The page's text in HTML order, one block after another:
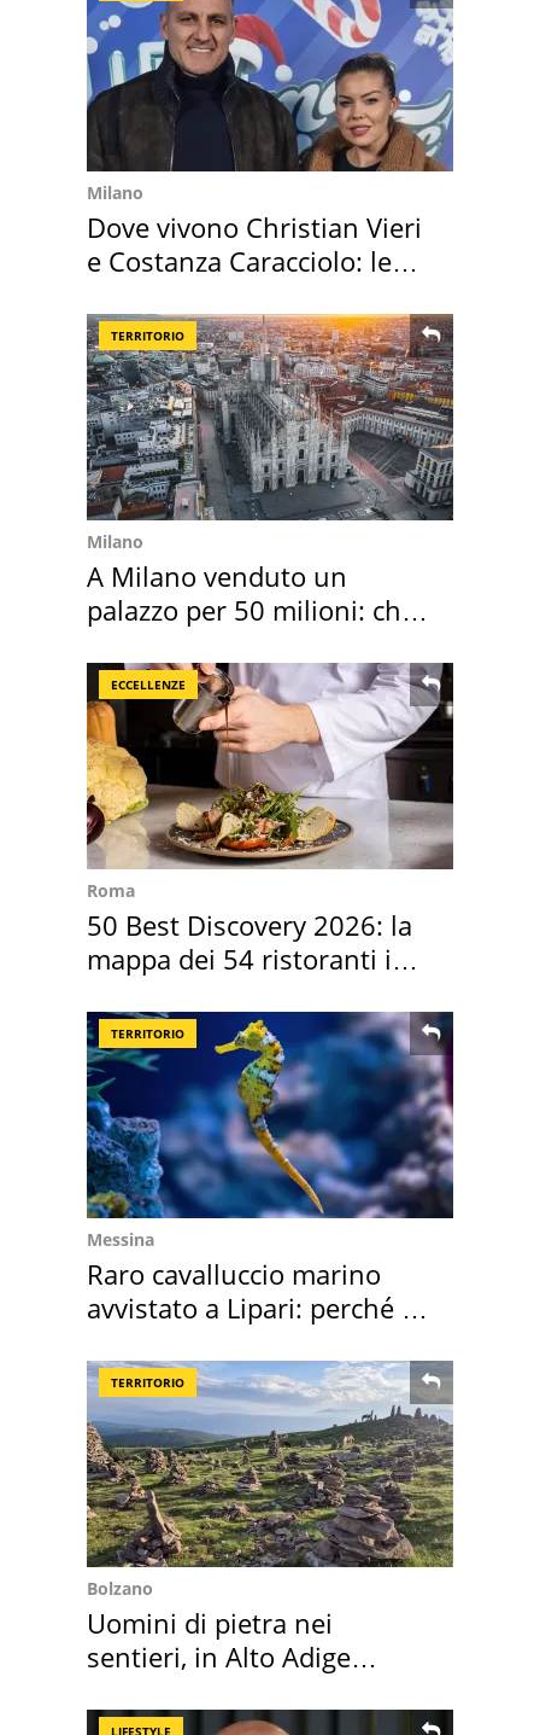
Milano
Dove vivono Christian Vieri
e Costanza Caracciolo: le
TERRITORIO
Milano
A Milano venduto un
palazzo per 50 milioni: chi
ECCELLENZE
Roma
50 Best Discovery 2026: la
mappa dei 54 ristoranti in
TERRITORIO
Messina
Raro cavalluccio marino
avvistato a Lipari: perché è
TERRITORIO
Bolzano
Uomini di pietra nei
sentieri, in Alto Adige
LIFESTYLE